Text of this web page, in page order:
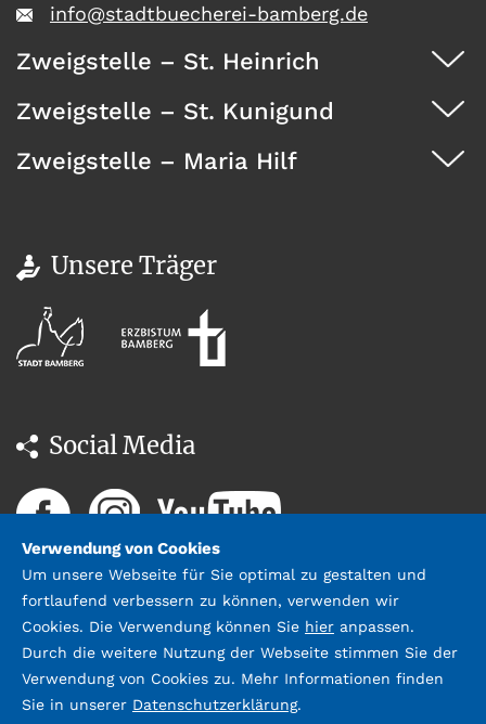
info@stadtbuecherei-bamberg.de
Zweigstelle – St. Heinrich
Dürrwächterstr. 29, 96052 Bamberg
Zweigstelle – St. Kunigund
Seehofstraße 41, 96052 Bamberg
Zweigstelle – Maria Hilf
Unsere Träger
Social Media
Datenschutz Impressum &
Kontakt
Verwendung von Cookies
Um unsere Webseite für Sie optimal zu gestalten und
fortlaufend verbessern zu können, verwenden wir
Cookies. Die Verwendung können Sie hier anpassen.
Durch die weitere Nutzung der Webseite stimmen Sie der
Verwendung von Cookies zu. Mehr Informationen finden
Sie in unserer Datenschutzerklärung.